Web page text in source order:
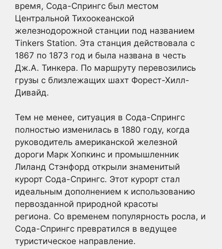
время, Сода-Спрингс был местом
Центральной Тихоокеанской
железнодорожной станции под названием
Tinkers Station. Эта станция действовала с
1867 по 1873 год и была названа в честь
Дж.А. Тинкера. По маршруту перевозились
грузы с близлежащих шахт Форест-Хилл-
Дивайд.
Тем не менее, ситуация в Сода-Спрингс
полностью изменилась в 1880 году, когда
руководитель американской железной
дороги Марк Хопкинс и промышленник
Лиланд Стэнфорд открыли знаменитый
курорт Сода-Спрингс. Этот курорт стал
идеальным дополнением к использованию
первозданной природной красоты
региона. Со временем популярность росла, и
Сода-Спрингс превратился в ведущее
туристическое направление.